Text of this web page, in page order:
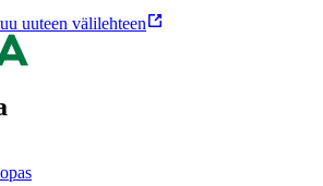
uuteen välilehteen